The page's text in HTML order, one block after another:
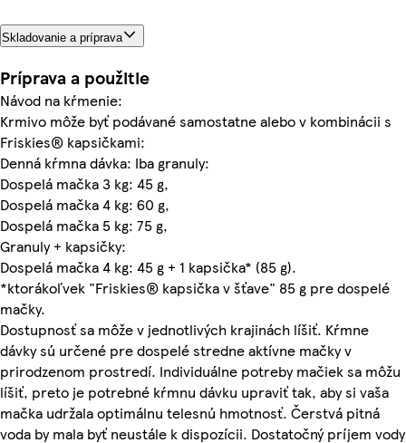
Skladovanie a príprava
Príprava a použitie
Návod na kŕmenie:
Krmivo môže byť podávané samostatne alebo v kombinácii s
Friskies® kapsičkami:
Denná kŕmna dávka: Iba granuly:
Dospelá mačka 3 kg: 45 g,
Dospelá mačka 4 kg: 60 g,
Dospelá mačka 5 kg: 75 g,
Granuly + kapsičky:
Dospelá mačka 4 kg: 45 g + 1 kapsička* (85 g).
*ktorákoľvek "Friskies® kapsička v šťave" 85 g pre dospelé
mačky.
Dostupnosť sa môže v jednotlivých krajinách líšiť. Kŕmne
dávky sú určené pre dospelé stredne aktívne mačky v
prirodzenom prostredí. Individuálne potreby mačiek sa môžu
líšiť, preto je potrebné kŕmnu dávku upraviť tak, aby si vaša
mačka udržala optimálnu telesnú hmotnosť. Čerstvá pitná
voda by mala byť neustále k dispozícii. Dostatočný príjem vody